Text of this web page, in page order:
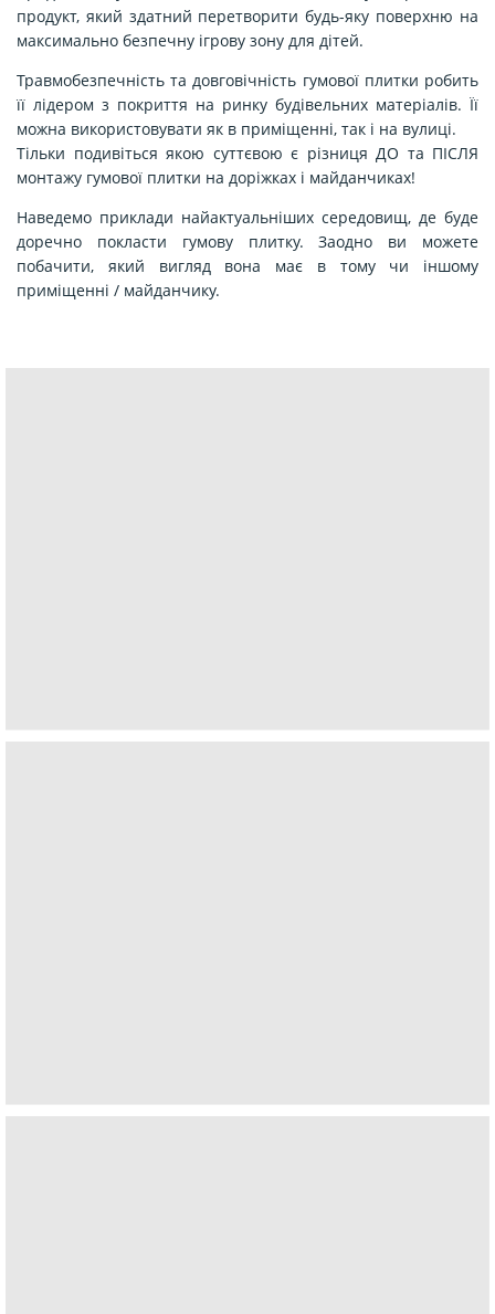
продукт, який здатний перетворити будь-яку поверхню на
максимально безпечну ігрову зону для дітей.
Травмобезпечність та довговічність гумової плитки робить
її лідером з покриття на ринку будівельних матеріалів. Її
можна використовувати як в приміщенні, так і на вулиці.
Тільки подивіться якою суттєвою є різниця ДО та ПІСЛЯ
монтажу гумової плитки на доріжках і майданчиках!
Наведемо приклади найактуальніших середовищ, де буде
доречно покласти гумову плитку. Заодно ви можете
побачити, який вигляд вона має в тому чи іншому
приміщенні / майданчику.